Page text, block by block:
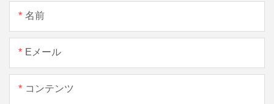
名前
Eメール
コンテンツ